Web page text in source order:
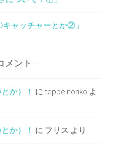
キャッチャーとか②」
メント
か）！ に teppeinoriko よ
か）！ に フリス より